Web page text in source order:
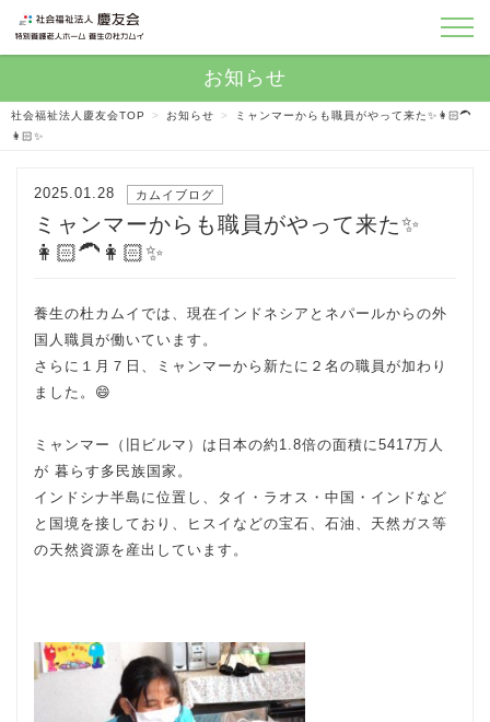
社会福祉法人慶友会TOP > お知らせ >
ミャンマーからも職員がやって来た✨👩🏻‍🦱
👩🏻✨
2025.01.28 カムイブログ
ミャンマーからも職員がやって来た✨
👩🏻‍🦱👩🏻✨
養生の杜カムイでは、現在インドネシアとネパールからの外
国人職員が働いています。
さらに１月７日、ミャンマーから新たに２名の職員が加わり
ました。😄
ミャンマー（旧ビルマ）は日本の約1.8倍の面積に5417万人
が 暮らす多民族国家。
インドシナ半島に位置し、タイ・ラオス・中国・インドなど
と国境を接しており、ヒスイなどの宝石、石油、天然ガス等
の天然資源を産出しています。